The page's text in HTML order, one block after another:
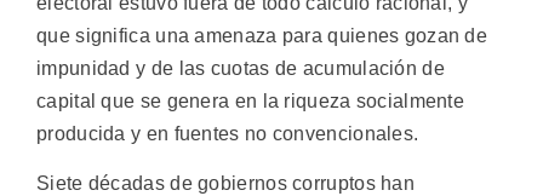
que significa una amenaza para quienes gozan de
impunidad y de las cuotas de acumulación de
capital que se genera en la riqueza socialmente
producida y en fuentes no convencionales.
Siete décadas de gobiernos corruptos han